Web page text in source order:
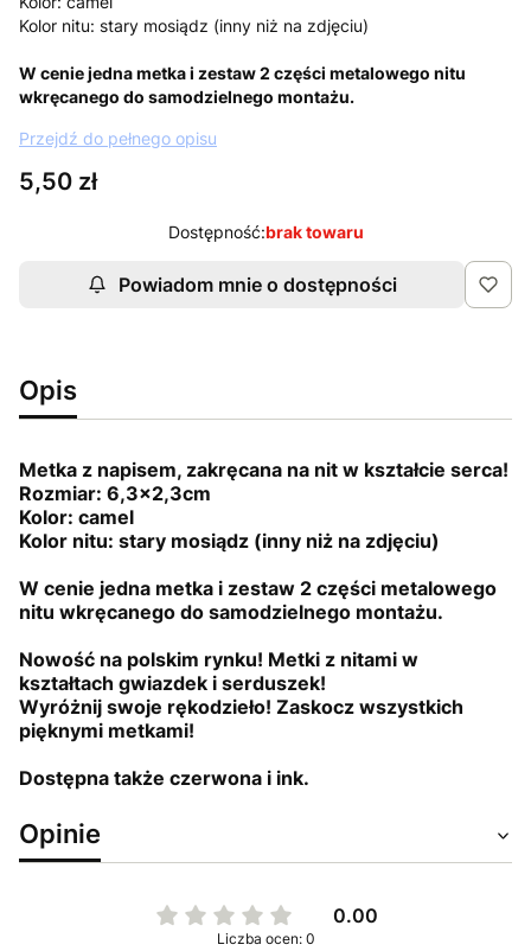
Kolor nitu: stary mosiądz (inny niż na zdjęciu)
W cenie jedna metka i zestaw 2 części metalowego nitu
wkręcanego do samodzielnego montażu.
Przejdź do pełnego opisu
Cena
5,50 zł
Dostępność:brak towaru
Powiadom mnie o dostępności
Opis
Metka z napisem, zakręcana na nit w kształcie serca!
Rozmiar: 6,3x2,3cm
Kolor: camel
Kolor nitu: stary mosiądz (inny niż na zdjęciu)
W cenie jedna metka i zestaw 2 części metalowego
nitu wkręcanego do samodzielnego montażu.
Nowość na polskim rynku! Metki z nitami w
kształtach gwiazdek i serduszek!
Wyróżnij swoje rękodzieło! Zaskocz wszystkich
pięknymi metkami!
Dostępna także czerwona i ink.
Opinie
0.00
Liczba ocen: 0